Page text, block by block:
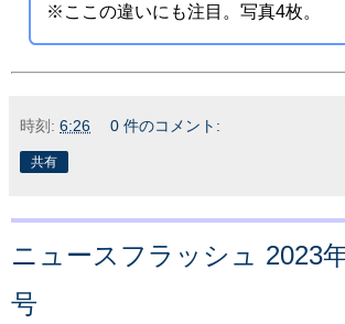
※ここの違いにも注目。写真4枚。
時刻: 6:26 0 件のコメント:
共有
ニュースフラッシュ 2023
号